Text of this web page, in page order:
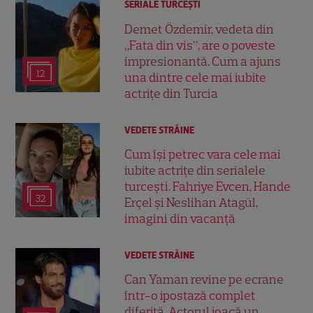
12
SERIALE TURCEŞTI
Demet Özdemir, vedeta din
„Fata din vis”, are o poveste
impresionantă. Cum a ajuns
una dintre cele mai iubite
actrițe din Turcia
32
VEDETE STRĂINE
Cum își petrec vara cele mai
iubite actrițe din serialele
turcești. Fahriye Evcen, Hande
Erçel și Neslihan Atagül,
imagini din vacanță
VEDETE STRĂINE
Can Yaman revine pe ecrane
într-o ipostază complet